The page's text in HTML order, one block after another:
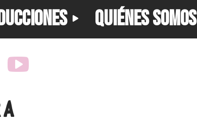
QUIÉNES SOMOS